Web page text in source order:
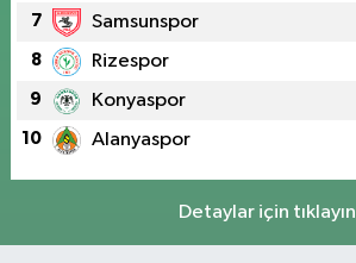
7 Samsunspor
8 Rizespor
9 Konyaspor
10 Alanyaspor
Detaylar için tıklayın